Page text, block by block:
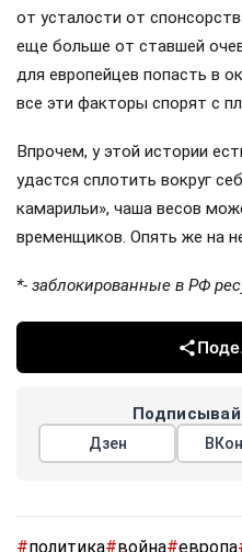
от усталости от
еще больше от ставшей
для европейцев попасть в
все эти факторы спорят с
Впрочем, у этой истории
удастся сплотить вокруг
камарильи», чаша весов
временщиков. Опять же на
*- заблокированные в РФ
Дзен
#политика#война#европа